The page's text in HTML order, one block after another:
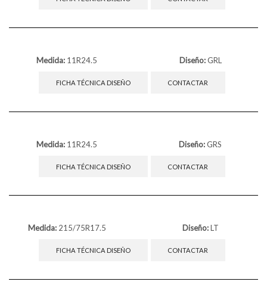
Medida: 11R24.5 Diseño:GRL
FICHA TÉCNICA DISEÑO CONTACTAR
Medida: 11R24.5 Diseño:GRS
FICHA TÉCNICA DISEÑO CONTACTAR
Medida: 215/75R17.5 Diseño:LT
FICHA TÉCNICA DISEÑO CONTACTAR